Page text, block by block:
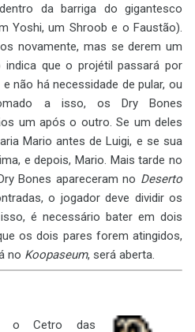
da barriga do gigantesco
Yoshi, um Shroob e o Faustão).
novamente, mas se derem um
que o projétil passará por
não há necessidade de pular, ou
a isso, os Dry Bones
um após o outro. Se um deles
Mario antes de Luigi, e se sua
e depois, Mario. Mais tarde no
Bones apareceram no Deserto
o jogador deve dividir os
é necessário bater em dois
os dois pares forem atingidos,
no Koopaseum, será aberta.
o Cetro das